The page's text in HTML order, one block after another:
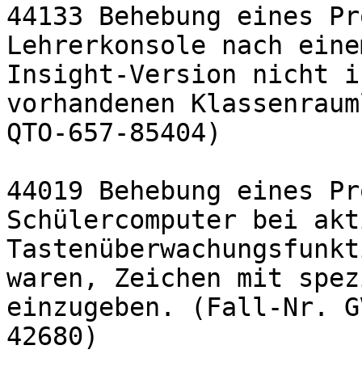
44133 Behebung eines
Lehrerkonsole nach
Insight-Version nicht
vorhandenen
QTO-657-85404)
44019 Behebung eines
Schülercomputer bei
waren, Zeichen mit
einzugeben. (Fall-Nr.
42680)